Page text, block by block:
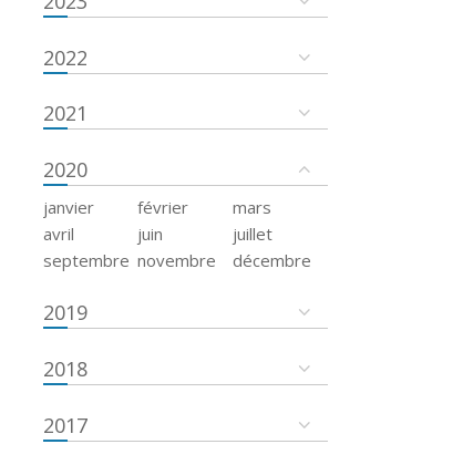
2022
2021
2020
janvier février
mars
avril
juin
juillet
septembre novembre décembre
2019
2018
2017